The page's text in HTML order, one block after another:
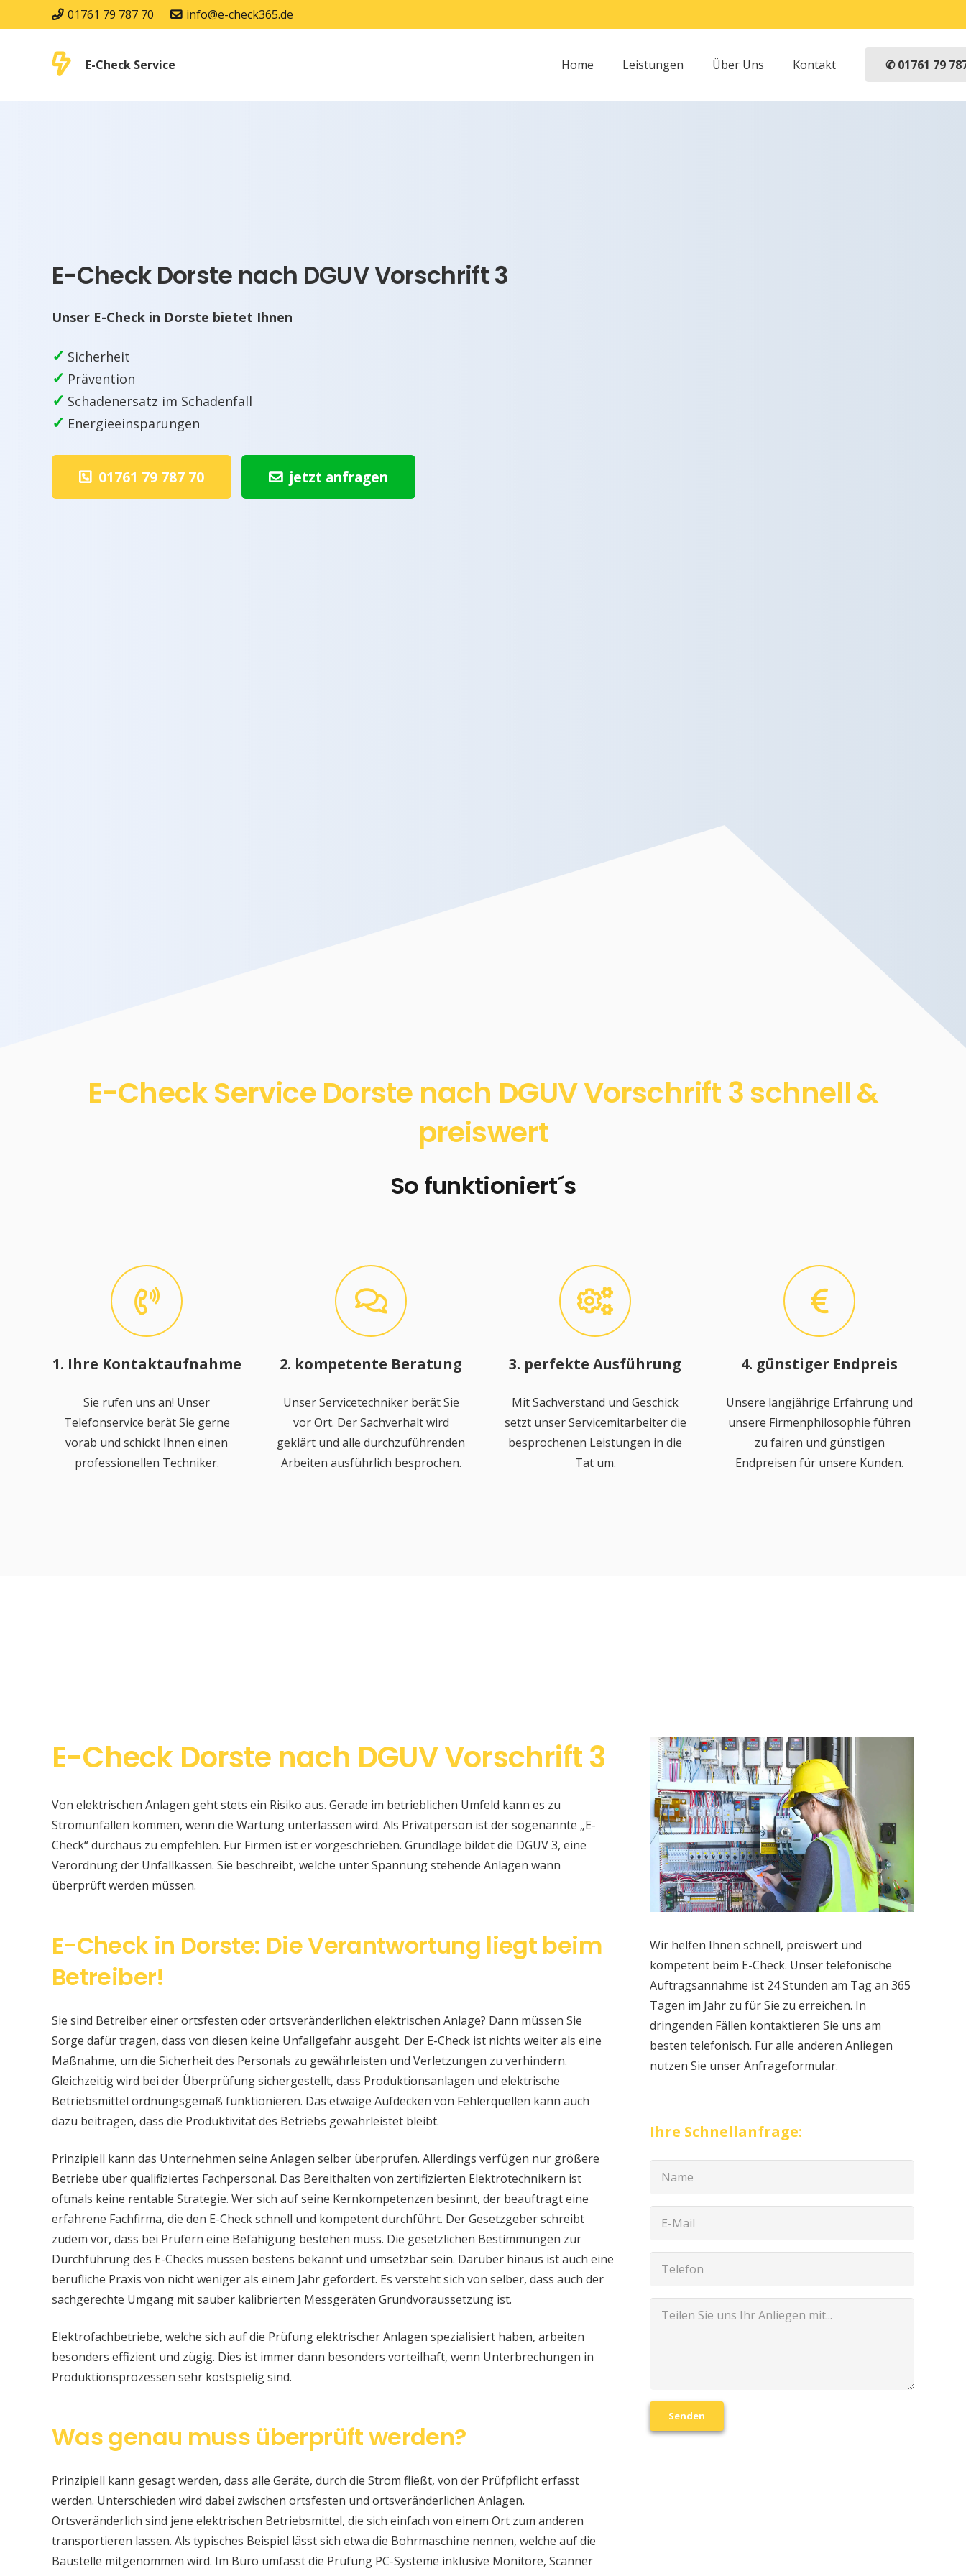
01761 79 787 70 info@e-check365.de
E-Check Service Home Leistungen Über Uns Kontakt ✆ 01761 79
E-Check Dorste nach DGUV Vorschrift 3
Unser E-Check in Dorste bietet Ihnen
✓ Sicherheit
✓ Prävention
✓ Schadenersatz im Schadenfall
✓ Energieeinsparungen
01761 79 787 70 jetzt anfragen
E-Check Service Dorste nach DGUV Vorschrift 3 schnell &
preiswert
So funktioniert´s
1. Ihre Kontaktaufnahme
Sie rufen uns an! Unser
Telefonservice berät Sie gerne
vorab und schickt Ihnen einen
professionellen Techniker.
2. kompetente Beratung
Unser Servicetechniker berät Sie
vor Ort. Der Sachverhalt wird
geklärt und alle durchzuführenden
Arbeiten ausführlich besprochen.
3. perfekte Ausführung
Mit Sachverstand und Geschick
setzt unser Servicemitarbeiter die
besprochenen Leistungen in die
Tat um.
4. günstiger Endpreis
Unsere langjährige Erfahrung und
unsere Firmenphilosophie führen
zu fairen und günstigen
Endpreisen für unsere Kunden.
E-Check Dorste nach DGUV Vorschrift 3
Von elektrischen Anlagen geht stets ein Risiko aus. Gerade im betrieblichen Umfeld kann es zu
Stromunfällen kommen, wenn die Wartung unterlassen wird. Als Privatperson ist der sogenannte „E-
Check“ durchaus zu empfehlen. Für Firmen ist er vorgeschrieben. Grundlage bildet die DGUV 3, eine
Verordnung der Unfallkassen. Sie beschreibt, welche unter Spannung stehende Anlagen wann
überprüft werden müssen.
E-Check in Dorste: Die Verantwortung liegt beim
Betreiber!
Sie sind Betreiber einer ortsfesten oder ortsveränderlichen elektrischen Anlage? Dann müssen Sie
Sorge dafür tragen, dass von diesen keine Unfallgefahr ausgeht. Der E-Check ist nichts weiter als eine
Maßnahme, um die Sicherheit des Personals zu gewährleisten und Verletzungen zu verhindern.
Gleichzeitig wird bei der Überprüfung sichergestellt, dass Produktionsanlagen und elektrische
Betriebsmittel ordnungsgemäß funktionieren. Das etwaige Aufdecken von Fehlerquellen kann auch
dazu beitragen, dass die Produktivität des Betriebs gewährleistet bleibt.
Prinzipiell kann das Unternehmen seine Anlagen selber überprüfen. Allerdings verfügen nur größere
Betriebe über qualifiziertes Fachpersonal. Das Bereithalten von zertifizierten Elektrotechnikern ist
oftmals keine rentable Strategie. Wer sich auf seine Kernkompetenzen besinnt, der beauftragt eine
erfahrene Fachfirma, die den E-Check schnell und kompetent durchführt. Der Gesetzgeber schreibt
zudem vor, dass bei Prüfern eine Befähigung bestehen muss. Die gesetzlichen Bestimmungen zur
Durchführung des E-Checks müssen bestens bekannt und umsetzbar sein. Darüber hinaus ist auch eine
berufliche Praxis von nicht weniger als einem Jahr gefordert. Es versteht sich von selber, dass auch der
sachgerechte Umgang mit sauber kalibrierten Messgeräten Grundvoraussetzung ist.
Elektrofachbetriebe, welche sich auf die Prüfung elektrischer Anlagen spezialisiert haben, arbeiten
besonders effizient und zügig. Dies ist immer dann besonders vorteilhaft, wenn Unterbrechungen in
Produktionsprozessen sehr kostspielig sind.
Was genau muss überprüft werden?
Prinzipiell kann gesagt werden, dass alle Geräte, durch die Strom fließt, von der Prüfpflicht erfasst
werden. Unterschieden wird dabei zwischen ortsfesten und ortsveränderlichen Anlagen.
Ortsveränderlich sind jene elektrischen Betriebsmittel, die sich einfach von einem Ort zum anderen
transportieren lassen. Als typisches Beispiel lässt sich etwa die Bohrmaschine nennen, welche auf die
Baustelle mitgenommen wird. Im Büro umfasst die Prüfung PC-Systeme inklusive Monitore, Scanner
Wir helfen Ihnen schnell, preiswert und
kompetent beim E-Check. Unser telefonische
Auftragsannahme ist 24 Stunden am Tag an 365
Tagen im Jahr zu für Sie zu erreichen. In
dringenden Fällen kontaktieren Sie uns am
besten telefonisch. Für alle anderen Anliegen
nutzen Sie unser Anfrageformular.
Ihre Schnellanfrage:
Senden